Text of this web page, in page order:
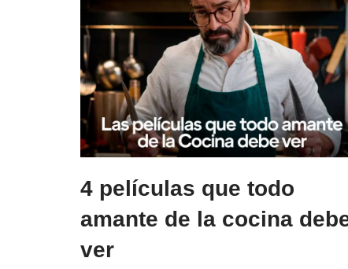
4 películas que todo
amante de la cocina
ver